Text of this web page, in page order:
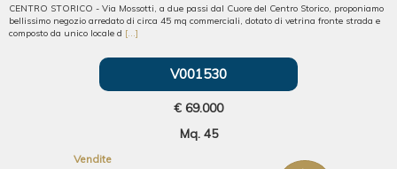
CENTRO STORICO - Via Mossotti, a due passi dal Cuore del Centro Storico, proponiamo
bellissimo negozio arredato di circa 45 mq commerciali, dotato di vetrina fronte strada e
composto da unico locale d [...]
V001530
€ 69.000
Mq. 45
Vendite